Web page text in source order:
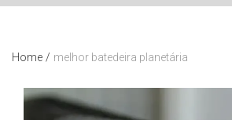
Home / melhor batedeira planetária